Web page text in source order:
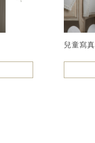
兒童寫真